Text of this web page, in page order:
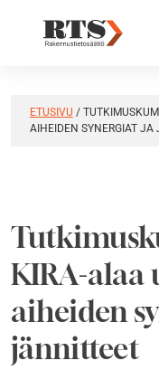
ETUSIVU /
AIHEIDEN SYNERGIAT JA
KIRA-alaa
aiheiden
jännitteet